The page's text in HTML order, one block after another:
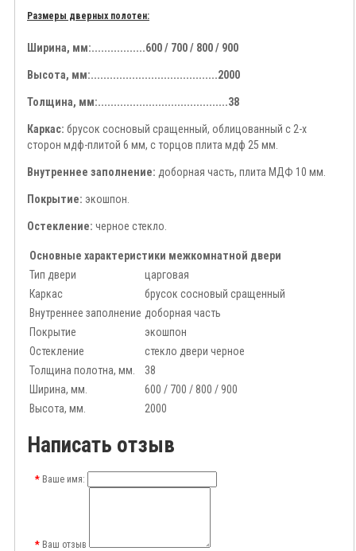
Размеры дверных полотен:
Ширина, мм:.................600 / 700 / 800 / 900
Высота, мм:........................................2000
Толщина, мм:.........................................38
Каркас: брусок сосновый сращенный, облицованный с 2-х
сторон мдф-плитой 6 мм, с торцов плита мдф 25 мм.
Внутреннее заполнение: доборная часть, плита МДФ 10 мм.
Покрытие: экошпон.
Остекление: черное стекло.
Основные характеристики межкомнатной двери
Тип двери
царговая
Каркас
брусок сосновый сращенный
Внутреннее заполнение доборная часть
Покрытие
экошпон
Остекление
стекло двери черное
Толщина полотна, мм.
38
Ширина, мм.
600 / 700 / 800 / 900
Высота, мм.
2000
Написать отзыв
Ваше имя:
Ваш отзыв